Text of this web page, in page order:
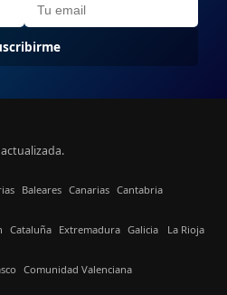
Baleares Canarias Cantabria
Cataluña Extremadura Galicia La Rioja
Comunidad Valenciana